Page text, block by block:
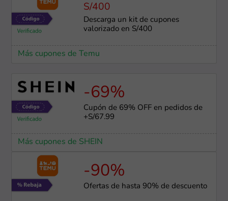
S/400
Descarga un kit de cupones
valorizado en S/400
Más cupones de Temu
-69%
Cupón de 69% OFF en pedidos de
+S/67.99
Más cupones de SHEIN
-90%
Ofertas de hasta 90% de descuento